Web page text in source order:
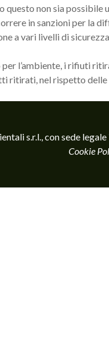
questo non sia
in sanzioni per la
a vari livelli di
l’ambiente, i rifiuti
ritirati, nel rispetto delle
s.r.l., con sede
Cookie